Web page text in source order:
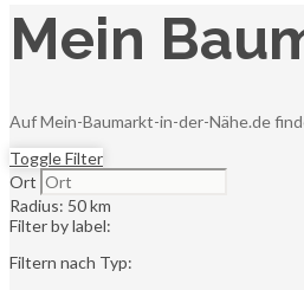
Mein
Auf Mein-Baumarkt-in-der-Nähe.de
Toggle Filter
Ort
Radius: 50km
Filter by label:
Filtern nach Typ: